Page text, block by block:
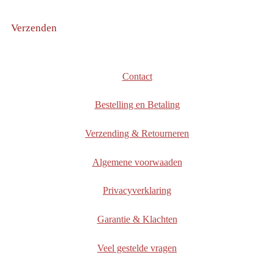
Verzenden
Contact
Bestelling en Betaling
Verzending & Retourneren
Algemene voorwaaden
Privacyverklaring
Garantie & Klachten
Veel gestelde vragen